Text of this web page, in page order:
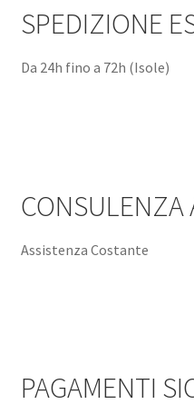
SPEDIZIONE
Da 24h fino a 72h (Isole)
CONSULENZA
Assistenza Costante
PAGAMENTI